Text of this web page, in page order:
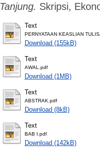
Tanjung. Skripsi,
Text
PERNYATAAN KEASLIAN
Download (155kB)
Text
AWAL.pdf
Download (1MB)
Text
ABSTRAK.pdf
Download (8kB)
Text
BAB I.pdf
Download (142kB)